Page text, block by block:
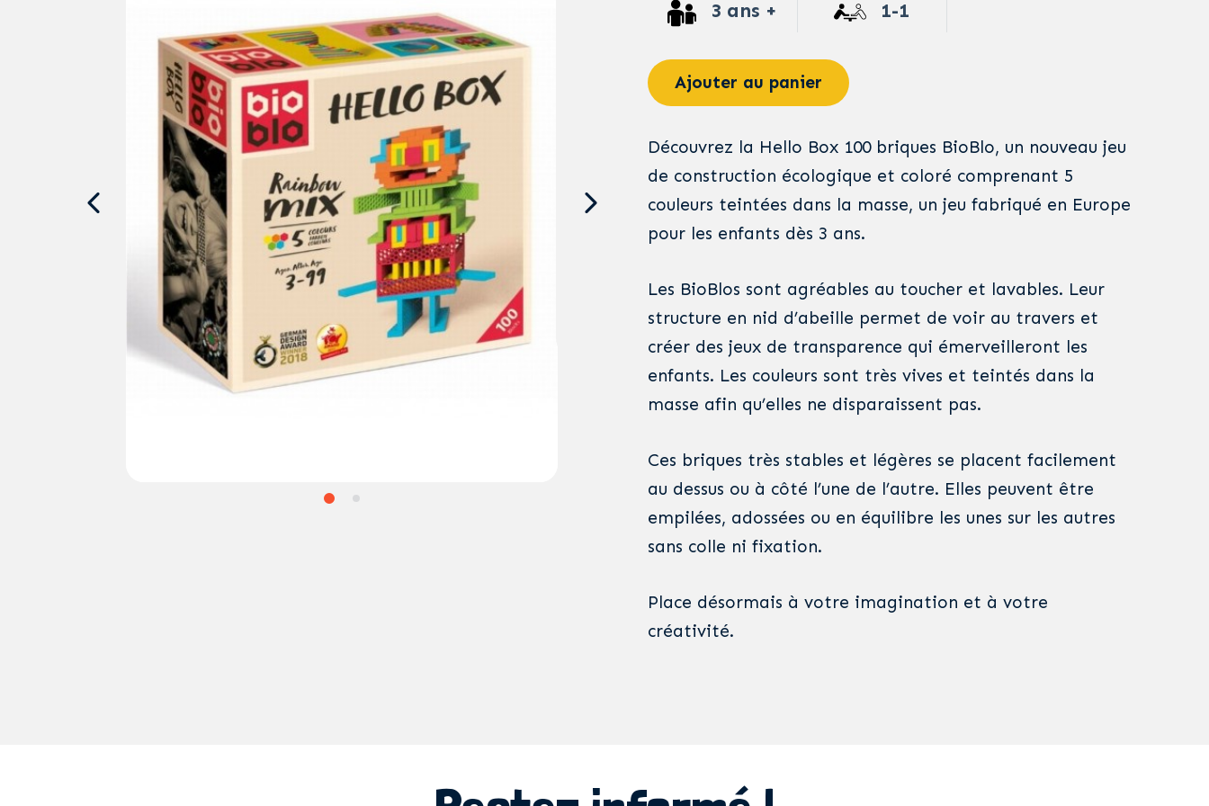
3 ans + 1-1
Ajouter au panier
Découvrez la Hello Box 100 briques BioBlo, un nouveau jeu
de construction écologique et coloré comprenant 5
couleurs teintées dans la masse, un jeu fabriqué en Europe
pour les enfants dès 3 ans.
Les BioBlos sont agréables au toucher et lavables. Leur
structure en nid d’abeille permet de voir au travers et
créer des jeux de transparence qui émerveilleront les
enfants. Les couleurs sont très vives et teintés dans la
masse afin qu’elles ne disparaissent pas.
Ces briques très stables et légères se placent facilement
au dessus ou à côté l’une de l’autre. Elles peuvent être
empilées, adossées ou en équilibre les unes sur les autres
sans colle ni fixation.
Place désormais à votre imagination et à votre
créativité.